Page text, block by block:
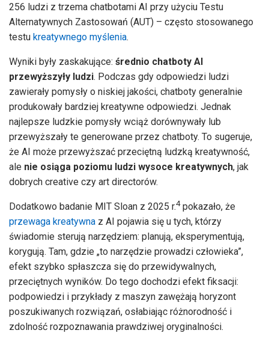
256 ludzi z trzema chatbotami AI przy użyciu Testu
Alternatywnych Zastosowań (AUT) – często stosowanego
testu kreatywnego myślenia.
Wyniki były zaskakujące: średnio chatboty AI
przewyższyły ludzi. Podczas gdy odpowiedzi ludzi
zawierały pomysły o niskiej jakości, chatboty generalnie
produkowały bardziej kreatywne odpowiedzi. Jednak
najlepsze ludzkie pomysły wciąż dorównywały lub
przewyższały te generowane przez chatboty. To sugeruje,
że AI może przewyższać przeciętną ludzką kreatywność,
ale nie osiąga poziomu ludzi wysoce kreatywnych, jak
dobrych creative czy art directorów.
Dodatkowo badanie MIT Sloan z 2025 r.4pokazało, że
przewaga kreatywna z AI pojawia się u tych, którzy
świadomie sterują narzędziem: planują, eksperymentują,
korygują. Tam, gdzie „to narzędzie prowadzi człowieka”,
efekt szybko spłaszcza się do przewidywalnych,
przeciętnych wyników. Do tego dochodzi efekt fiksacji:
podpowiedzi i przykłady z maszyn zawężają horyzont
poszukiwanych rozwiązań, osłabiając różnorodność i
zdolność rozpoznawania prawdziwej oryginalności.